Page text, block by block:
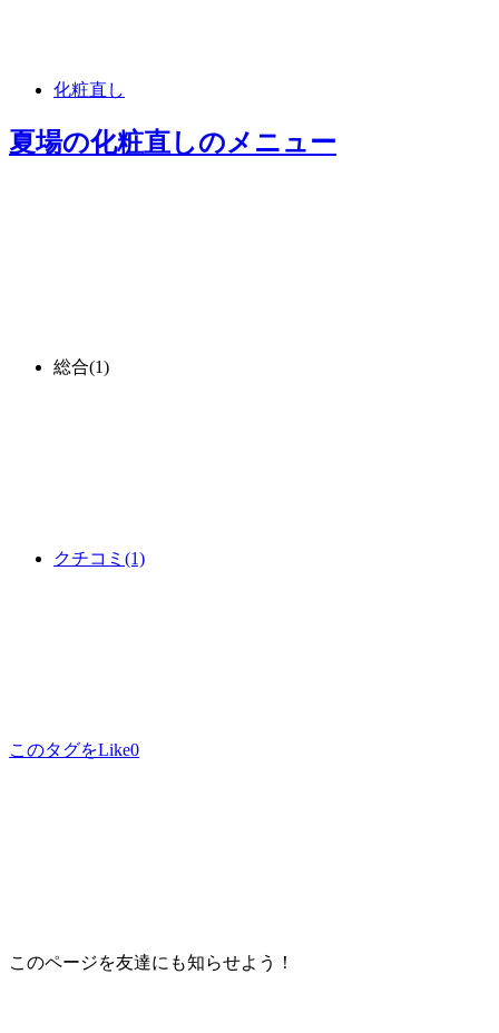
化粧直し
夏場の化粧直しのメニュー
総合(1)
クチコミ (1)
このタグをLike0
このページを友達にも知らせよう！